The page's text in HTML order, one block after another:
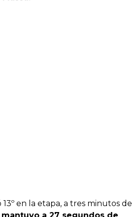
en la etapa, a tres minutos de